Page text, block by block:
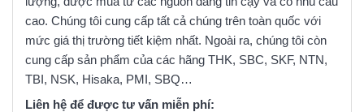
cao. Chúng tôi cung cấp tất cả chúng trên toàn quốc với
mức giá thị trường tiết kiệm nhất. Ngoài ra, chúng tôi còn
cung cấp sản phẩm của các hãng THK, SBC, SKF, NTN,
TBI, NSK, Hisaka, PMI, SBQ…
Liên hệ để được tư vấn miễn phí: